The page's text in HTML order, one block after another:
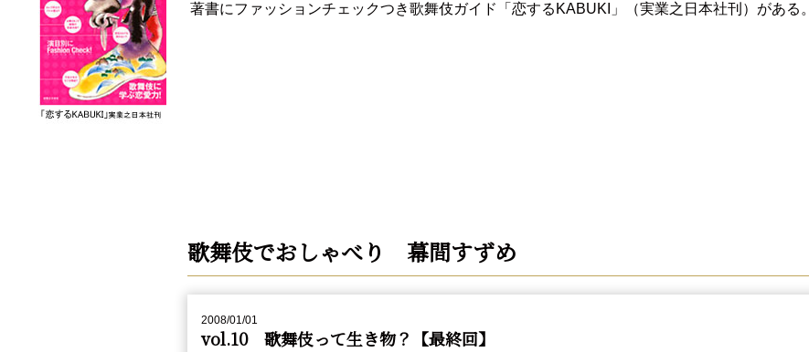
著書にファッションチェックつき歌舞伎ガイド「恋するKABUKI」（実業之日本社刊）がある。
歌舞伎でおしゃべり 幕間すずめ
2008/01/01
vol.10 歌舞伎って生き物？【最終回】